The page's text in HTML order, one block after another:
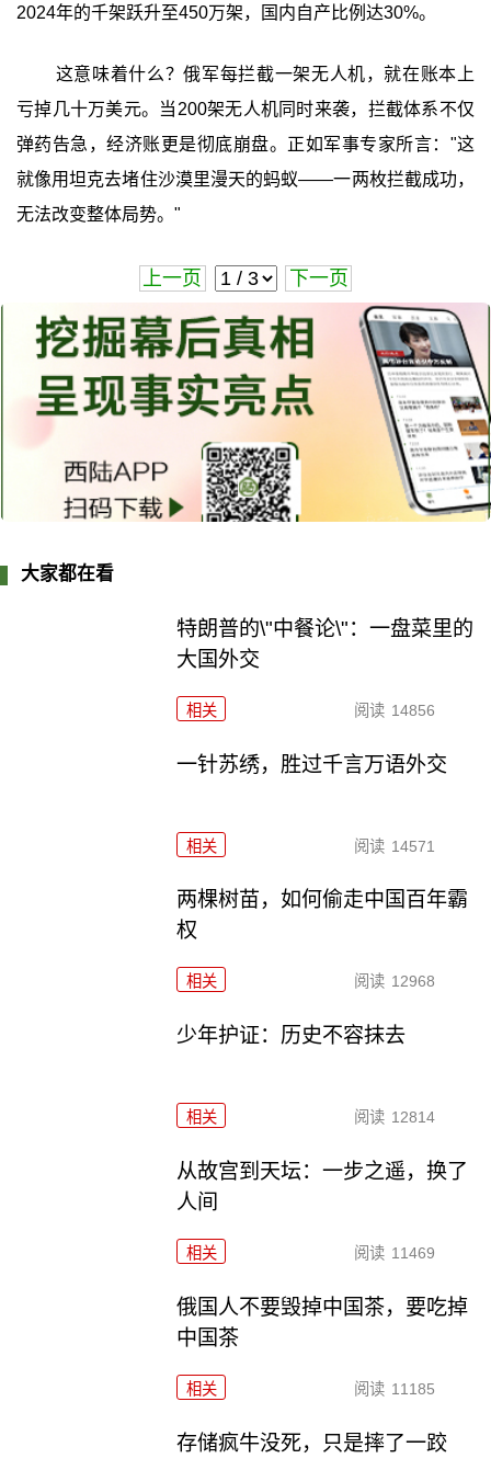
2024年的千架跃升至450万架，国内自产比例达30%。
这意味着什么？俄军每拦截一架无人机，就在账本上
亏掉几十万美元。当200架无人机同时来袭，拦截体系不仅
弹药告急，经济账更是彻底崩盘。正如军事专家所言："这
就像用坦克去堵住沙漠里漫天的蚂蚁——一两枚拦截成功，
无法改变整体局势。"
上一页 下一页
大家都在看
特朗普的\"中餐论\"：一盘菜里的
大国外交
相关 阅读 14856
一针苏绣，胜过千言万语外交
相关 阅读 14571
两棵树苗，如何偷走中国百年霸
权
相关 阅读 12968
少年护证：历史不容抹去
相关 阅读 12814
从故宫到天坛：一步之遥，换了
人间
相关 阅读 11469
俄国人不要毁掉中国茶，要吃掉
中国茶
相关 阅读 11185
存储疯牛没死，只是摔了一跤